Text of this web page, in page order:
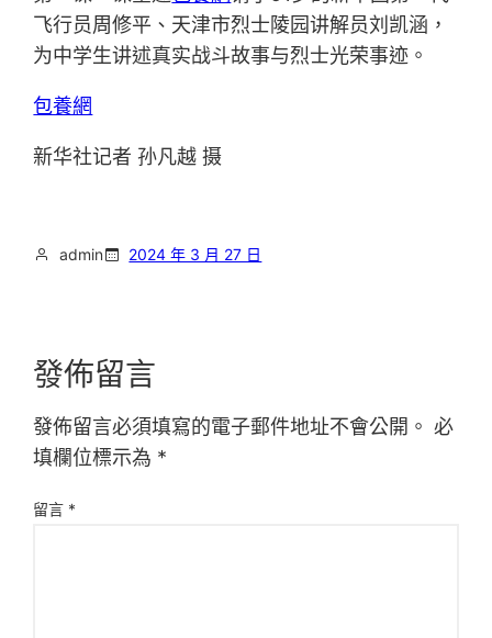
飞行员周修平、天津市烈士陵园讲解员刘凯涵，
为中学生讲述真实战斗故事与烈士光荣事迹。
包養網
新华社记者 孙凡越 摄
admin 2024 年 3 月 27 日
發佈留言
發佈留言必須填寫的電子郵件地址不會公開。 必
填欄位標示為 *
留言 *